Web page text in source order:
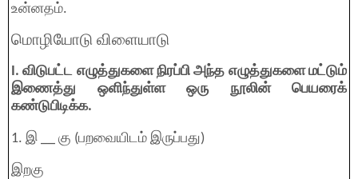
உன்னதம்.
மொழியோடு விளையாடு
I. விடுபட்ட எழுத்துகளை நிரப்பி அந்த எழுத்துகளை மட்டும்
இணைத்து ஒளிந்துள்ள ஒரு நூலின் பெயரைக்
கண்டுபிடிக்க.
1. இ __ கு (பறவையிடம் இருப்பது)
இறகு